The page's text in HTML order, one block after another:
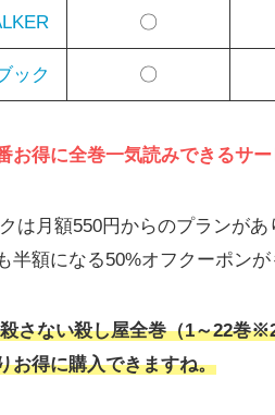
〇
ック 〇
お得に全巻一気読みできるサ
は月額550円からのプランが
半額になる50%オフクーポンが
さない殺し屋全巻（1～22巻
お得に購入できますね。